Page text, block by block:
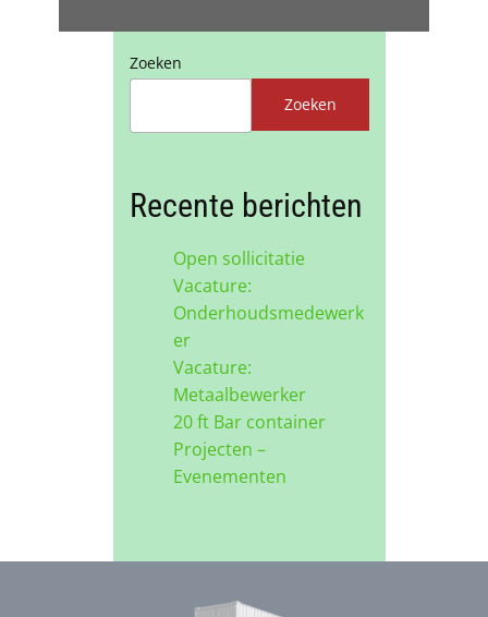
Zoeken
Zoeken
Recente berichten
Open sollicitatie
Vacature:
Onderhoudsmedewerk
er
Vacature:
Metaalbewerker
20 ft Bar container
Projecten –
Evenementen